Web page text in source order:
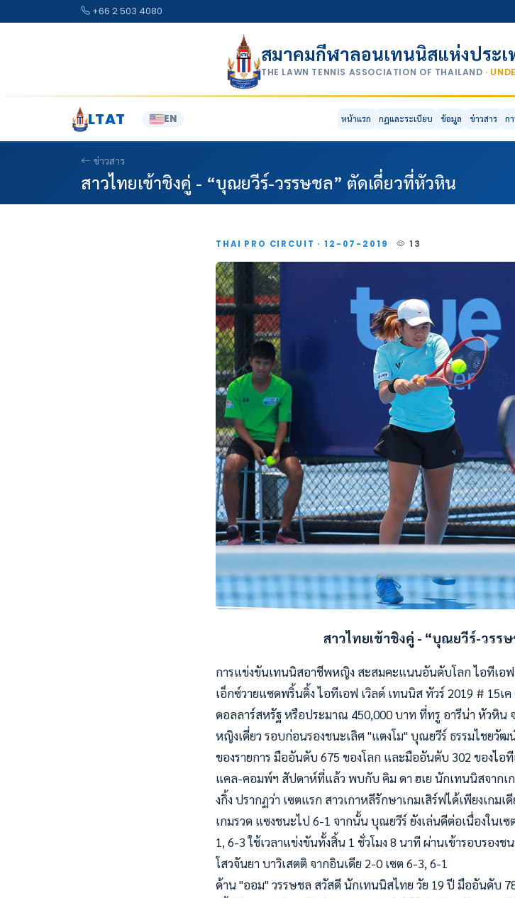
+66 2 503 4080
สมาคมกีฬาลอนเทนนิสแห่งประ
THE LAWN TENNIS ASSOCIATION OF THAILAND ·
LTAT EN หน้าแรก กฎและระเบียบ ข้อมูล ข่าวสาร ก
ข่าวสาร
สาวไทยเข้าชิงคู่ - “บุณยวีร์-วรรษชล” ตัดเดี่ยวที่หัวหิน
THAI PRO CIRCUIT · 12-07-2019 13
สาวไทยเข้าชิงคู่ - “บุณยวีร์-วรร
การแข่งขันเทนนิสอาชีพหญิง สะสมคะแนนอันดับโลก ไอทีเอ
เอ็กซ์วายแซดพริ้นติ้ง ไอทีเอฟ เวิลด์ เทนนิส ทัวร์ 2019 # 15เ
ดอลลาร์สหรัฐ หรือประมาณ 450,000 บาท ที่ทรู อารีน่า หัวหิน
หญิงเดี่ยว รอบก่อนรองชนะเลิศ "แตงโม" บุณยวีร์ ธรรมไชยวั
ของรายการ มืออันดับ 675 ของโลก และมืออันดับ 302 ของไอ
แคล-คอมพ์ฯ สัปดาห์ที่แล้ว พบกับ คิม ดา ฮเย นักเทนนิสจากเ
งกิ้ง ปรากฏว่า เซตแรก สาวเกาหลีรักษาเกมเสิร์ฟได้เพียงเกม
เกมรวด แซงชนะไป 6-1 จากนั้น บุณยวีร์ ยังเล่นดีต่อเนื่องใน
1, 6-3 ใช้เวลาแข่งขันทั้งสิ้น 1 ชั่วโมง 8 นาที ผ่านเข้ารอบรอง
โสวจันยา บาวิเสตติ จากอินเดีย 2-0 เซต 6-3, 6-1
ด้าน "ออม" วรรษชล สวัสดี นักเทนนิสไทย วัย 19 ปี มืออันดับ